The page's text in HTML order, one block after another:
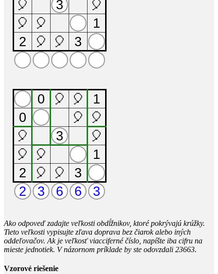
Ako odpoveď zadajte veľkosti obdĺžnikov, ktoré pokrývajú krúžky.
Tieto veľkosti vypisujte zľava doprava bez čiarok alebo iných
oddeľovačov. Ak je veľkosť viacciferné číslo, napíšte iba cifru na
mieste jednotiek. V názornom príklade by ste odovzdali 23663.
Vzorové riešenie